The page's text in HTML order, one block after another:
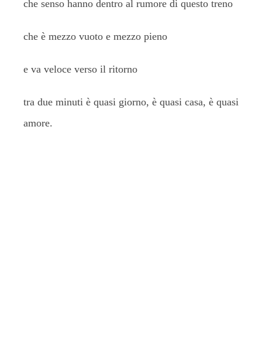
che senso hanno dentro al rumore di questo treno
che è mezzo vuoto e mezzo pieno
e va veloce verso il ritorno
tra due minuti è quasi giorno, è quasi casa, è quasi
amore.